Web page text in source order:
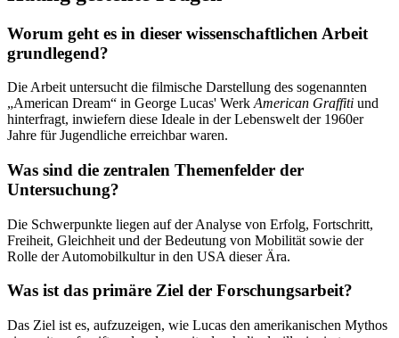
Worum geht es in dieser wissenschaftlichen Arbeit
grundlegend?
Die Arbeit untersucht die filmische Darstellung des sogenannten
„American Dream“ in George Lucas' Werk American Graffiti und
hinterfragt, inwiefern diese Ideale in der Lebenswelt der 1960er
Jahre für Jugendliche erreichbar waren.
Was sind die zentralen Themenfelder der
Untersuchung?
Die Schwerpunkte liegen auf der Analyse von Erfolg, Fortschritt,
Freiheit, Gleichheit und der Bedeutung von Mobilität sowie der
Rolle der Automobilkultur in den USA dieser Ära.
Was ist das primäre Ziel der Forschungsarbeit?
Das Ziel ist es, aufzuzeigen, wie Lucas den amerikanischen Mythos